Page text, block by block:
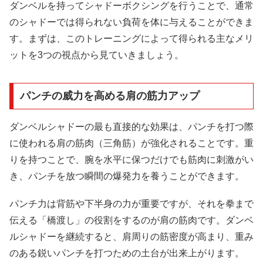
ダンベルを持ってシャドーボクシングを行うことで、通常
のシャドーでは得られない負荷を体に与えることができま
す。まずは、このトレーニングによって得られる主なメリ
ットを3つの視点から見ていきましょう。
パンチの威力を高める肩の筋力アップ
ダンベルシャドーの最も直接的な効果は、パンチを打つ際
に使われる肩の筋肉（三角筋）が強化されることです。重
りを持つことで、腕を水平に保つだけでも筋肉に刺激がい
き、パンチを放つ瞬間の爆発力を養うことができます。
パンチ力は背筋や下半身の力が重要ですが、それを拳まで
伝える「橋渡し」の役割をするのが肩の筋肉です。ダンベ
ルシャドーを継続すると、肩周りの筋密度が高まり、重み
のある鋭いパンチを打つための土台が出来上がります。